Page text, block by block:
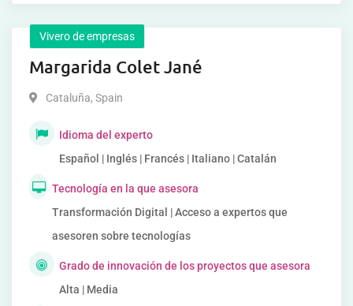
Vivero de empresas
Margarida Colet Jané
Cataluña, Spain
Idioma del experto
Español | Inglés | Francés | Italiano | Catalán
Tecnología en la que asesora
Transformación Digital | Acceso a expertos que
asesoren sobre tecnologías
Grado de innovación de los proyectos que asesora
Alta | Media